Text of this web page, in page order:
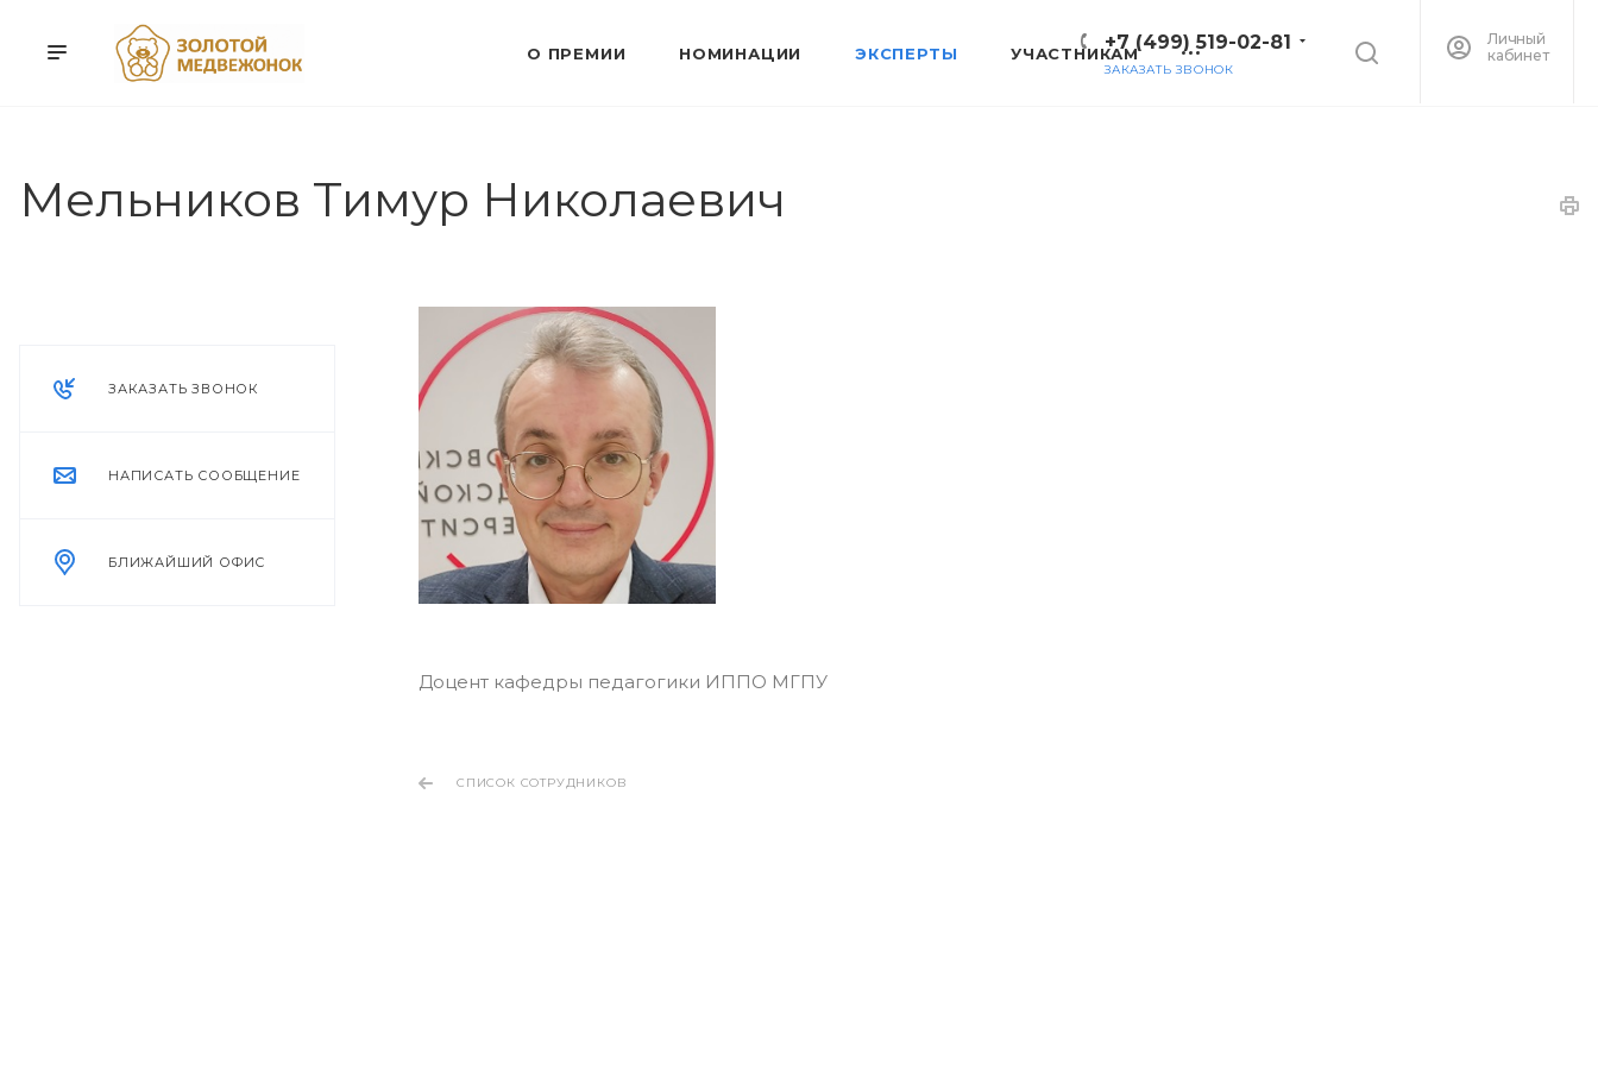
Личный
кабинет
+7 (499) 519-02-81
ЗАКАЗАТЬ ЗВОНОК
О ПРЕМИИ НОМИНАЦИИ ЭКСПЕРТЫ УЧАСТНИКАМ
Мельников Тимур Николаевич
ЗАКАЗАТЬ ЗВОНОК
НАПИСАТЬ СООБЩЕНИЕ
БЛИЖАЙШИЙ ОФИС
Доцент кафедры педагогики ИППО МГПУ
СПИСОК СОТРУДНИКОВ